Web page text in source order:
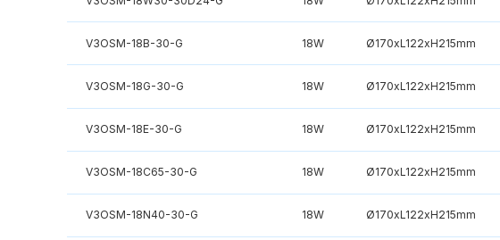
V3OSM-18B-30-G 18W Ø170xL122xH215mm
V3OSM-18G-30-G 18W Ø170xL122xH215mm
V3OSM-18E-30-G 18W Ø170xL122xH215mm
V3OSM-18C65-30-G 18W Ø170xL122xH215mm
V3OSM-18N40-30-G 18W Ø170xL122xH215mm